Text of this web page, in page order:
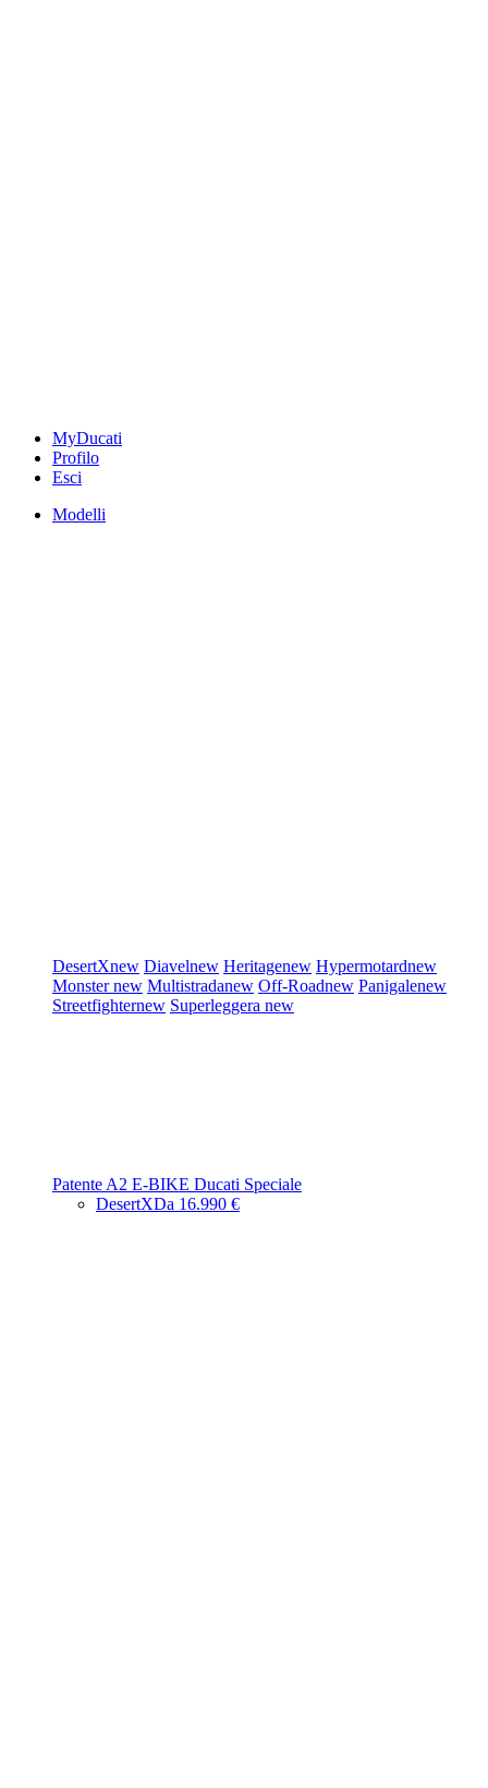
MyDucati
Profilo
Esci
Modelli
DesertXnew Diavelnew Heritagenew Hypermotardnew
Monsternew Multistradanew Off-Roadnew Panigalenew
Streetfighternew Superleggera new
Patente A2 E-BIKE Ducati Speciale
DesertXDa 16.990 €